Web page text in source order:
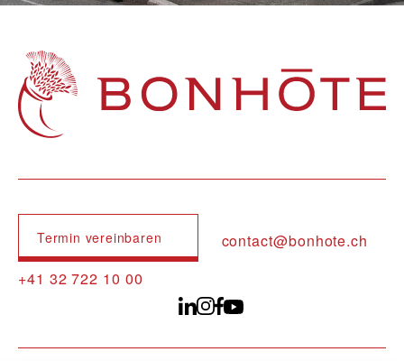
Navigation principale
Termin vereinbaren
contact@bonhote.ch
+41 32 722 10 00